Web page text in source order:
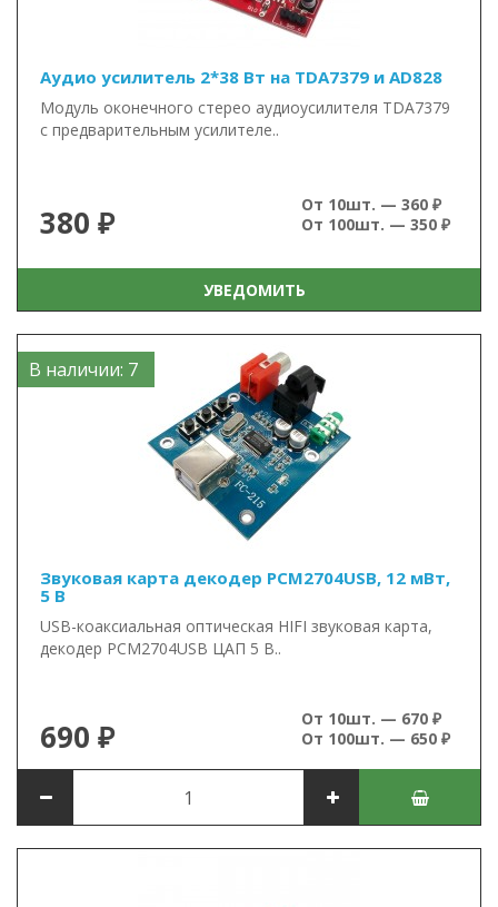
Аудио усилитель 2*38 Вт на TDA7379 и AD828
Модуль оконечного стерео аудиоусилителя TDA7379
с предварительным усилителе..
380 ₽
От 10шт. — 360 ₽
От 100шт. — 350 ₽
УВЕДОМИТЬ
В наличии: 7
Звуковая карта декодер PCM2704USB, 12 мВт,
5 В
USB-коаксиальная оптическая HIFI звуковая карта,
декодер PCM2704USB ЦАП 5 В..
690 ₽
От 10шт. — 670 ₽
От 100шт. — 650 ₽